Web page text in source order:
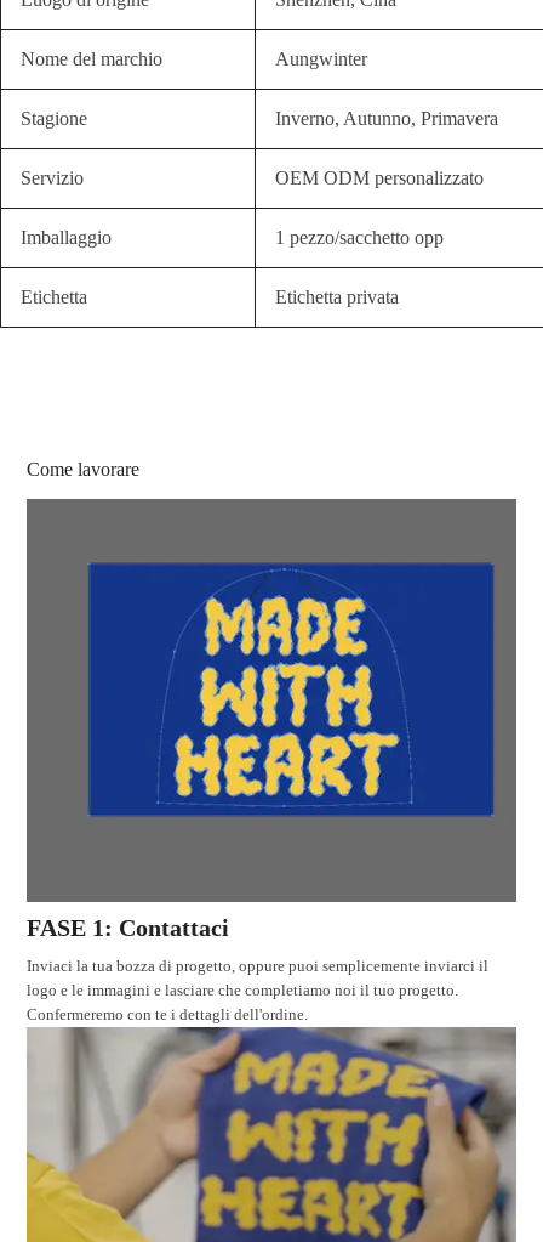
Nome del marchio Aungwinter
Stagione Inverno, Autunno, Primavera
Servizio OEM ODM personalizzato
Imballaggio 1 pezzo/sacchetto opp
Etichetta Etichetta privata
Come lavorare
FASE 1: Contattaci
Inviaci la tua bozza di progetto, oppure puoi semplicemente inviarci il
logo e le immagini e lasciare che completiamo noi il tuo progetto.
Confermeremo con te i dettagli dell'ordine.